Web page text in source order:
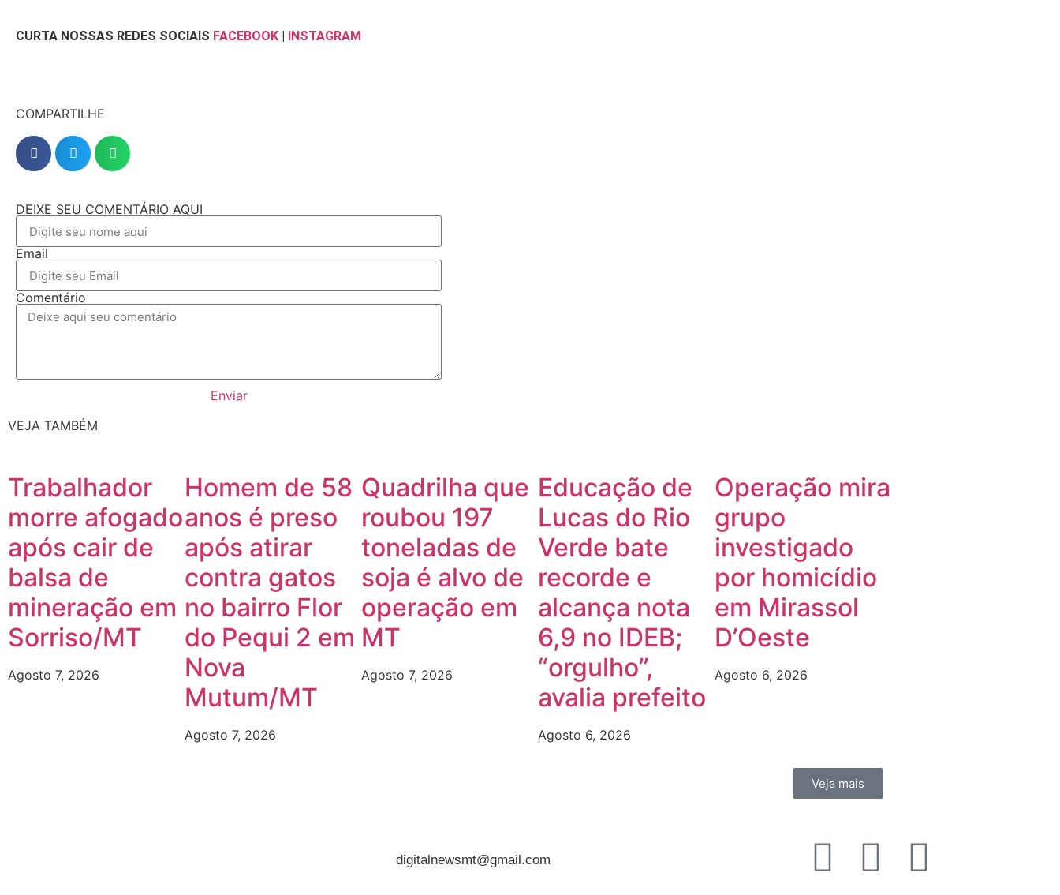
CURTA NOSSAS REDES SOCIAIS FACEBOOK | INSTAGRAM
COMPARTILHE
DEIXE SEU COMENTÁRIO AQUI
Email
Comentário
Enviar
VEJA TAMBÉM
Trabalhador
morre afogado
após cair de
balsa de
mineração em
Sorriso/MT
Agosto 7, 2026
Homem de 58
anos é preso
após atirar
contra gatos
no bairro Flor
do Pequi 2 em
Nova
Mutum/MT
Agosto 7, 2026
Quadrilha que
roubou 197
toneladas de
soja é alvo de
operação em
MT
Agosto 7, 2026
Educação de
Lucas do Rio
Verde bate
recorde e
alcança nota
6,9 no IDEB;
“orgulho”,
avalia prefeito
Agosto 6, 2026
Operação mira
grupo
investigado
por homicídio
em Mirassol
D’Oeste
Agosto 6, 2026
Veja mais
digitalnewsmt@gmail.com